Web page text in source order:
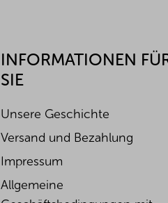
INFORMATIONEN
SIE
Unsere Geschichte
Versand und Bezahlung
Impressum
Allgemeine